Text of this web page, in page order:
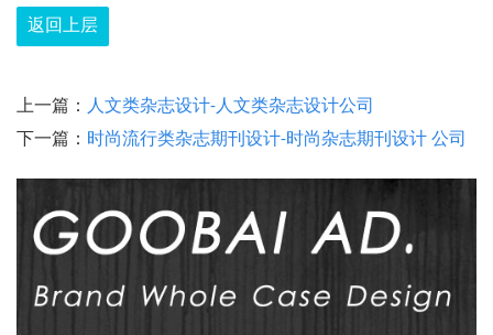
返回上层
上一篇： 人文类杂志设计-人文类杂志设计公司
下一篇： 时尚流行类杂志期刊设计-时尚杂志期刊设计 公司